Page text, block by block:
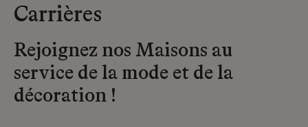
Carrières
Rejoignez nos Maisons au
service de la mode et de la
décoration !